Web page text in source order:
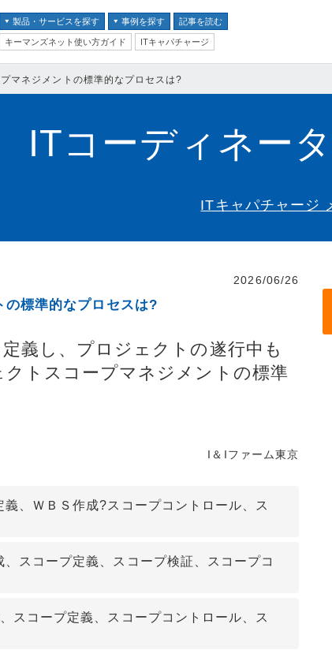
製品・サービスを探す 事例を探す
バイス
器
テム・コミュニケーシ
ティ
ー
記事を読む
キーマンズネット使い方ガイド
ITキャパチャージ
マネジメントの標準的なプロセスは?
ITコーディネータ
ITキャパチャージ
2026/06/26
の標準的なプロセスは?
義し、プロジェクトの遂行中も
トスコープマネジメントの標準
I＆Iファーム東京
、ＷＢＳ作成?スコープコントロール、ス
スコープ定義、スコープ検証、スコープコ
スコープ定義、スコープコントロール、ス